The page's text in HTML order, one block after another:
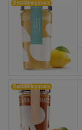
Beställningsvara
Beställningsvara